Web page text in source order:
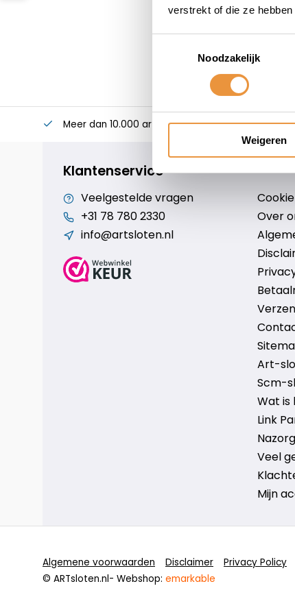
verstrekt of die ze
Noodzakelijk
Weigeren
Meer dan 10.000 artikelen Alles voor uw
Klantenservice
Veelgestelde vragen
+31 78 780 2330
info@artsloten.nl
Over
Art-
Scm-
Wat is
Link
Nazorg
Veel
Mijn
Algemene voorwaarden Disclaimer Privacy Policy
© ARTsloten.nl- Webshop: emarkable